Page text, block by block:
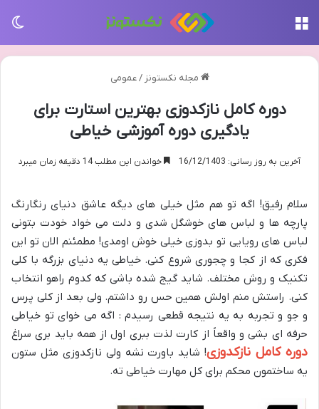
مجله نکستونز / عمومی
دوره کامل نازکدوزی بهترین استارت برای
یادگیری دوره آموزشی خیاطی
آخرین به روز رسانی: 16/12/1403 خواندن این مطلب 14 دقیقه زمان میبرد
سلام رفیق! اگه تو هم مثل خیلی های دیگه عاشق دنیای رنگارنگ
پارچه ها و لباس های خوشگل شدی و دلت می خواد خودت بتونی
لباس های رویایی تو بدوزی خیلی خوش اومدی! مطمئنم الان تو این
فکری که از کجا و چجوری شروع کنی. خیاطی یه دنیای بزرگه با کلی
تکنیک و روش مختلف. شاید گیج شده باشی که کدوم راهو انتخاب
کنی. راستش منم اولش همین حس رو داشتم. ولی بعد از کلی پرس
و جو و تجربه به یه نتیجه قطعی رسیدم : اگه می خوای تو خیاطی
حرفه ای بشی و واقعاً از کارت لذت ببری اول از همه باید بری سراغ
دوره کامل نازکدوزی! شاید باورت نشه ولی نازکدوزی مثل ستون
یه ساختمون محکم برای کل مهارت خیاطی ته.